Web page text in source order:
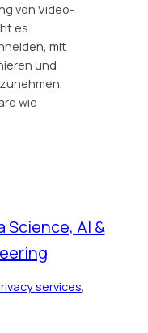
von Video-
es
mit
und
wie
Science, AI &
services,